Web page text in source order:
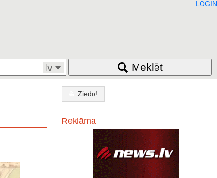
LOGIN
lv Meklēt
Ziedo!
Reklāma